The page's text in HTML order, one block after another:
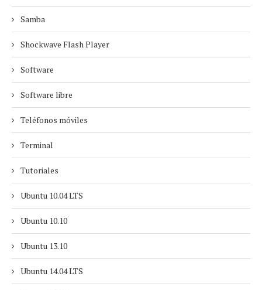
Samba
Shockwave Flash Player
Software
Software libre
Teléfonos móviles
Terminal
Tutoriales
Ubuntu 10.04 LTS
Ubuntu 10.10
Ubuntu 13.10
Ubuntu 14.04 LTS